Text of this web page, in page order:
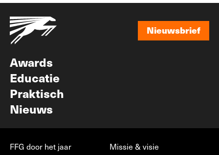
Nieuwsbrief
Awards
Educatie
Praktisch
Nieuws
FFG door het jaar Missie & visie